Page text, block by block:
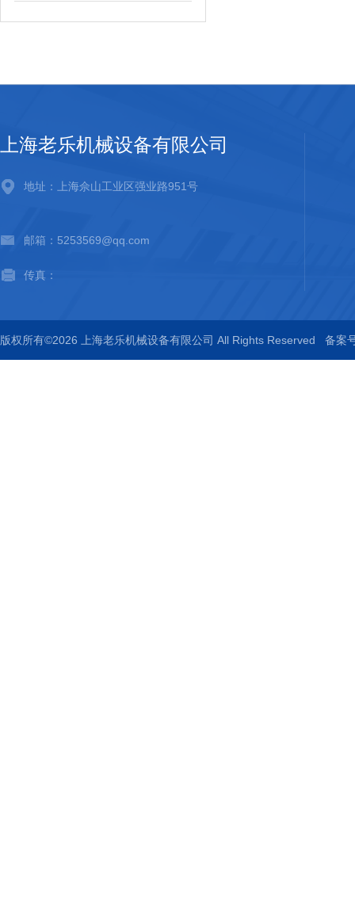
上海老乐机械设备有限公司
地址：上海佘山工业区强业路951号
邮箱：5253569@qq.com
传真：
版权所有©2026 上海老乐机械设备有限公司 All Rights Reserved 备案